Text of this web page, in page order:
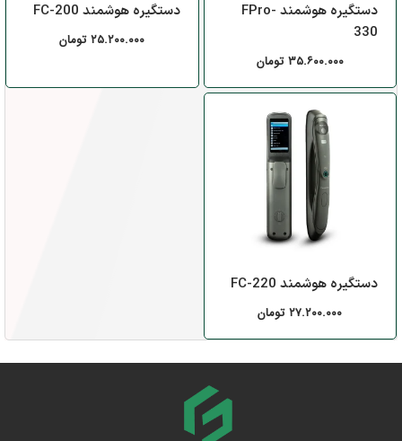
دستگیره هوشمند FPro-
330
۳۵.۶۰۰.۰۰۰ تومان
دستگیره هوشمند FC-200
۲۵.۲۰۰.۰۰۰ تومان
دستگیره هوشمند FC-220
۲۷.۲۰۰.۰۰۰ تومان